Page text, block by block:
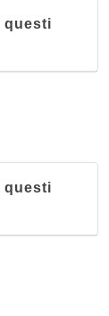
questi
questi